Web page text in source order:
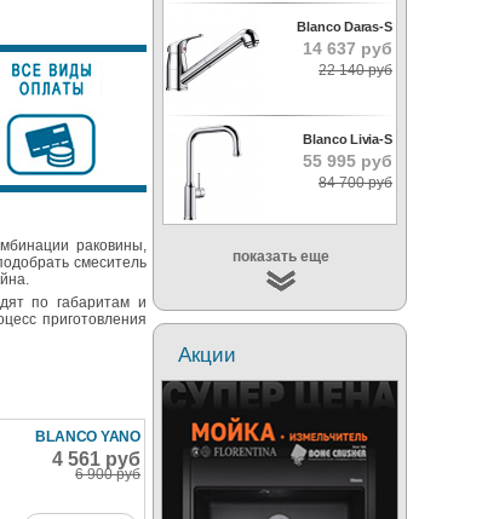
раковины,
смеситель
по габаритам и
приготовления
BLANCO YANO
4 561 руб
6 900 руб
Blanco Daras-S
14 637 руб
22 140 руб
Blanco Livia-S
55 995 руб
84 700 руб
показать еще
Акции